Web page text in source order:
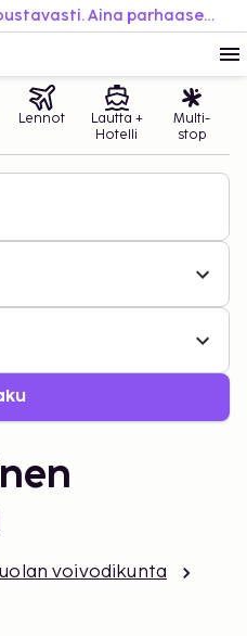
Varaa helposti. Matkusta joustavasti. Aina parhaaseen hintaan.
Lennot
Lautta +
Hotelli
Multi-
stop
voivodikunta